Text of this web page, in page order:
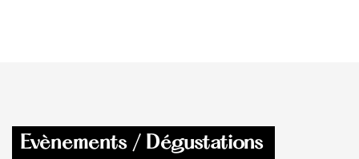
Evènements / Dégustations